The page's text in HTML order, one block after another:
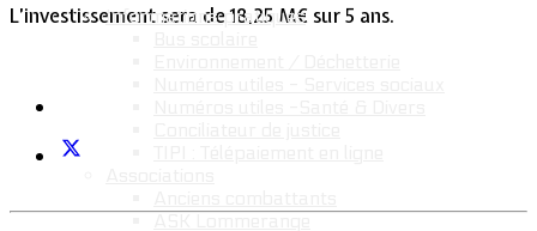
Informations pratiques
L’investissement sera de 18,25 M€ sur 5 ans.